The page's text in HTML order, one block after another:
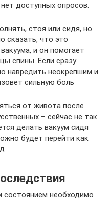
доступных опросов.
стоя или сидя, но
сказать, что это
и он помогает
спины. Если сразу
навредить неокрепшим и
сильную боль
от живота после
– сейчас не так
делать вакуум сидя
будет перейти как
состоянием необходимо